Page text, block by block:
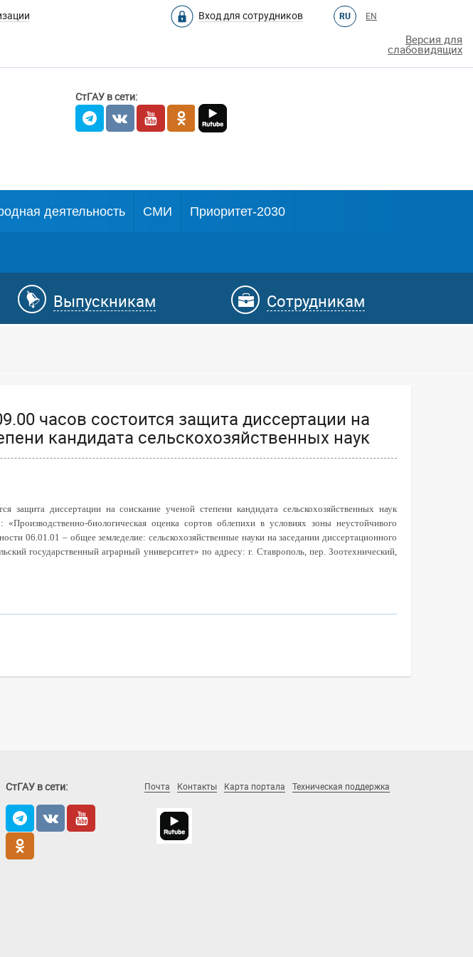
Вход для сотрудников RU EN
Версия для
слабовидящих
СтГАУ в сети:
деятельность СМИ Приоритет-2030
Выпускникам Сотрудникам
часов состоится защита диссертации на
кандидата сельскохозяйственных наук
защита диссертации на соискание ученой степени кандидата сельскохозяйственных наук
биологическая оценка сортов облепихи в условиях зоны неустойчивого
06.01.01 – общее земледелие: сельскохозяйственные науки на заседании диссертационного
государственный аграрный университет» по адресу: г. Ставрополь, пер. Зоотехнический,
СтГАУ в сети: Почта Контакты Карта портала Техническая поддержка